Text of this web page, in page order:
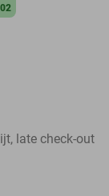
late check-out